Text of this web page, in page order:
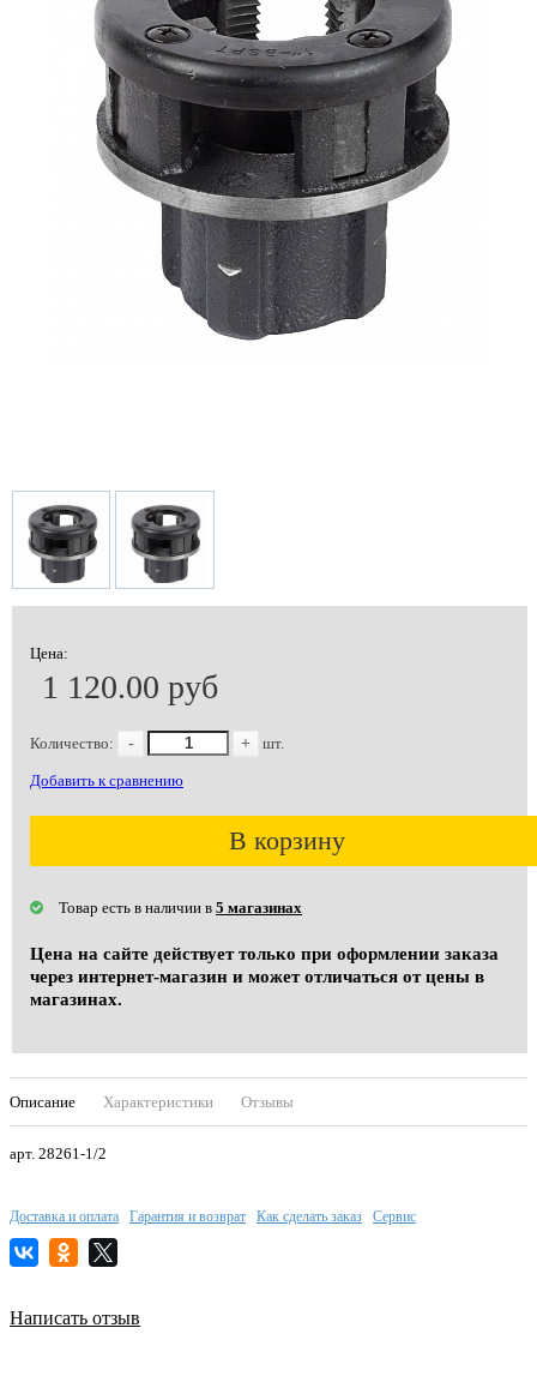
Цена:
1 120.00 руб
Количество: - + шт.
Добавить к сравнению
В корзину
Товар есть в наличии в 5 магазинах
Цена на сайте действует только при оформлении заказа
через интернет-магазин и может отличаться от цены в
магазинах.
Описание Характеристики Отзывы
арт. 28261-1/2
Доставка и оплата Гарантия и возврат Как сделать заказ Сервис
Написать отзыв